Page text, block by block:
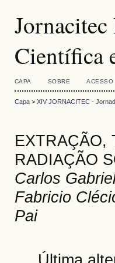
Científica
CAPA SOBRE ACESSO
Capa> XIV JORNACITEC -
EXTRAÇÃO,
RADIAÇÃO
Carlos
Fabricio
Pai